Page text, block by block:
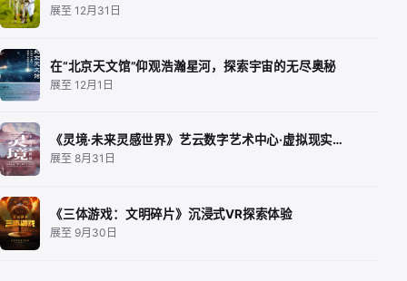
展至 12月31日
在“北京天文馆”仰观浩瀚星河，探索宇宙的无尽奥秘
展至 12月1日
《灵境·未来灵感世界》艺云数字艺术中心·虚拟现实…
展至 8月31日
《三体游戏：文明碎片》沉浸式VR探索体验
展至 9月30日